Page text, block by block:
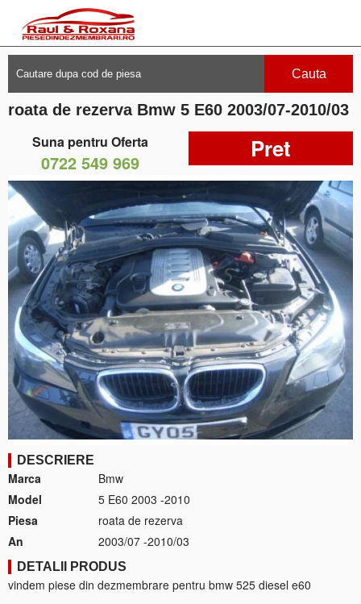
Cauta
roata de rezerva Bmw 5 E60 2003/07-2010/03
Suna pentru Oferta
0722 549 969 Pret
DESCRIERE
Marca
Bmw
Model
5 E60 2003 -2010
Piesa
roata de rezerva
An
2003/07 -2010/03
DETALII PRODUS
vindem piese din dezmembrare pentru bmw 525 diesel e60